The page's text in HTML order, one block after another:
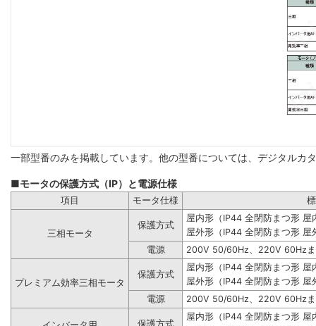
一部型番のみを掲載しています。他の型番については、デジタルカ
■モータの保護方式（IP）と電源仕様
項目 モータ仕様
三相モータ
保護方式
屋内形（IP44 全閉防まつ形 屋
屋外形（IP44 全閉防まつ形 屋
電源
200V 50/60Hz、220V 60Hz
プレミアム効率三相モータ
保護方式
屋内形（IP44 全閉防まつ形 屋
屋外形（IP44 全閉防まつ形 屋
電源
200V 50/60Hz、220V 60Hz
保護方式
屋内形（IP44 全閉防まつ形 屋